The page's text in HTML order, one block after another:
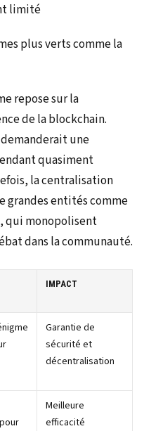
limité
plus verts comme la
repose sur la
de la blockchain.
une
quasiment
la centralisation
grandes entités comme
qui monopolisent
dans la communauté.
IMPACT
Garantie de
sécurité et
décentralisation
Meilleure
efficacité